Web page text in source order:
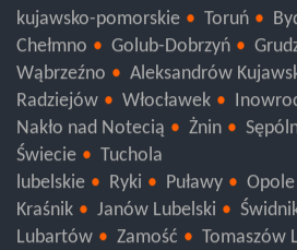
Trzebnica
Wołów
kujawsko-pomorskie
Toruń
Chełmno
Golub-Dobrzyń
Wąbrzeźno
Aleksandrów
Radziejów
Włocławek
Nakło nad Notecią
Świecie
Tuchola
lubelskie
Ryki Puławy
Kraśnik
Janów Lubelski Świdnik